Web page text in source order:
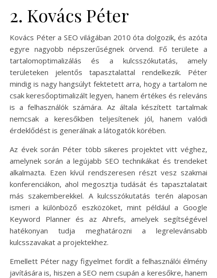
2. Kovács Péter
Kovács Péter a SEO világában 2010 óta dolgozik, és azóta
egyre nagyobb népszerűségnek örvend. Fő területe a
tartalomoptimalizálás és a kulcsszókutatás, amely
területeken jelentős tapasztalattal rendelkezik. Péter
mindig is nagy hangsúlyt fektetett arra, hogy a tartalom ne
csak keresőoptimalizált legyen, hanem értékes és releváns
is a felhasználók számára. Az általa készített tartalmak
nemcsak a keresőkben teljesítenek jól, hanem valódi
érdeklődést is generálnak a látogatók körében.
Az évek során Péter több sikeres projektet vitt véghez,
amelynek során a legújabb SEO technikákat és trendeket
alkalmazta. Ezen kívül rendszeresen részt vesz szakmai
konferenciákon, ahol megosztja tudását és tapasztalatait
más szakemberekkel. A kulcsszókutatás terén alaposan
ismeri a különböző eszközöket, mint például a Google
Keyword Planner és az Ahrefs, amelyek segítségével
hatékonyan tudja meghatározni a legrelevánsabb
kulcsszavakat a projektekhez.
Emellett Péter nagy figyelmet fordít a felhasználói élmény
javítására is, hiszen a SEO nem csupán a keresőkre, hanem